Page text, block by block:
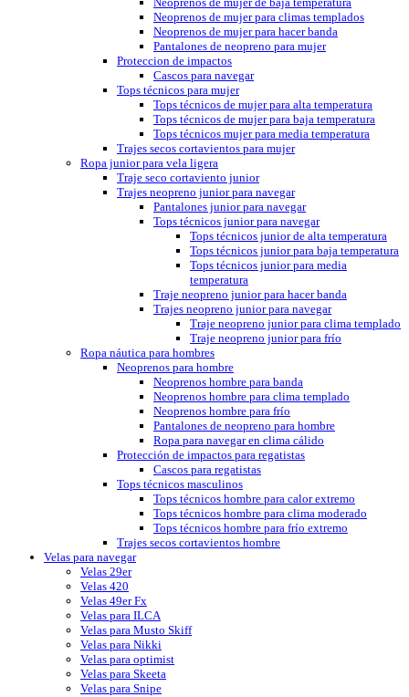
Neoprenos de mujer para climas templados
Neoprenos de mujer para hacer banda
Pantalones de neopreno para mujer
Proteccion de impactos
Cascos para navegar
Tops técnicos para mujer
Tops técnicos de mujer para alta temperatura
Tops técnicos de mujer para baja temperatura
Tops técnicos mujer para media temperatura
Trajes secos cortavientos para mujer
Ropa junior para vela ligera
Traje seco cortaviento junior
Trajes neopreno junior para navegar
Pantalones junior para navegar
Tops técnicos junior para navegar
Tops técnicos junior de alta temperatura
Tops técnicos junior para baja temperatura
Tops técnicos junior para media
temperatura
Traje neopreno junior para hacer banda
Trajes neopreno junior para navegar
Traje neopreno junior para clima templado
Traje neopreno junior para frío
Ropa náutica para hombres
Neoprenos para hombre
Neoprenos hombre para banda
Neoprenos hombre para clima templado
Neoprenos hombre para frío
Pantalones de neopreno para hombre
Ropa para navegar en clima cálido
Protección de impactos para regatistas
Cascos para regatistas
Tops técnicos masculinos
Tops técnicos hombre para calor extremo
Tops técnicos hombre para clima moderado
Tops técnicos hombre para frío extremo
Trajes secos cortavientos hombre
Velas para navegar
Velas 29er
Velas 420
Velas 49er Fx
Velas para ILCA
Velas para Musto Skiff
Velas para Nikki
Velas para optimist
Velas para Skeeta
Velas para Snipe